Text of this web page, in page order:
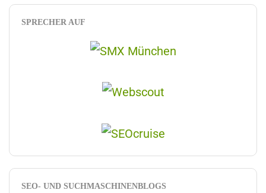
SPRECHER AUF
SEO- UND SUCHMASCHINENBLOGS